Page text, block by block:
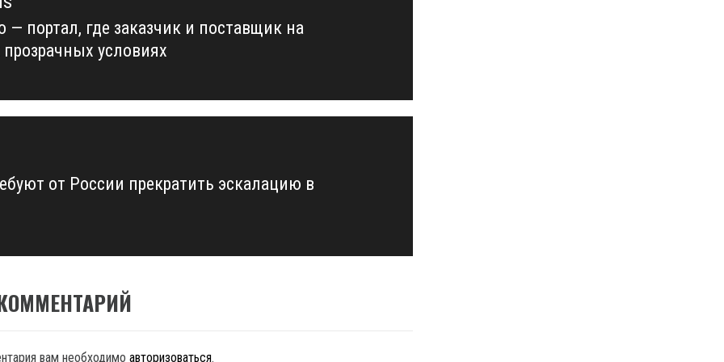
— портал, где заказчик и поставщик на
условиях
от России прекратить эскалацию в
вам необходимо авторизоваться.